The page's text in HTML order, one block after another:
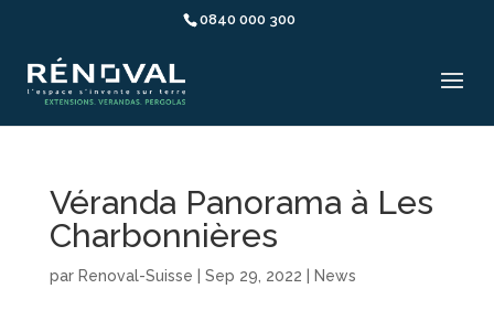
0840 000 300
Véranda Panorama à Les
Charbonnières
par Renoval-Suisse Sep 29, 2022 News